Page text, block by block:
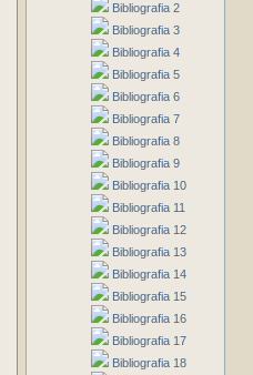
Bibliografia 2
Bibliografia 3
Bibliografia 4
Bibliografia 5
Bibliografia 6
Bibliografia 7
Bibliografia 8
Bibliografia 9
Bibliografia 10
Bibliografia 11
Bibliografia 12
Bibliografia 13
Bibliografia 14
Bibliografia 15
Bibliografia 16
Bibliografia 17
Bibliografia 18